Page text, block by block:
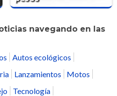
navegando en las
Autos ecológicos
Lanzamientos
Motos
Tecnología